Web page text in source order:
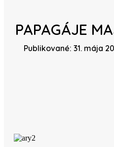
PAPAGÁJE
Publikované: 31. mája